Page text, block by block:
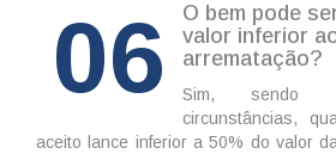
06
O bem pode
valor inferior
arrematação?
Sim, sendo
circunstâncias,
aceito lance inferior a 50% do valor